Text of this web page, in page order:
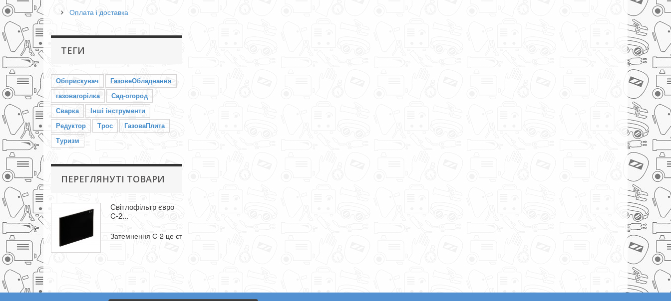
Оплата і доставка
ТЕГИ
Обприскувач
ГазовеОбладнання
газовагорілка
Сад-огород
Сварка
Інші інструменти
Редуктор
Трос
ГазоваПлита
Туризм
ПЕРЕГЛЯНУТІ ТОВАРИ
Світлофільтр євро
C-2...
Затемнення С-2 це стандарт затемнення...